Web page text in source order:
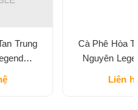
Cà Phê Hòa Tan Trung
Nguyên Legend 3in1